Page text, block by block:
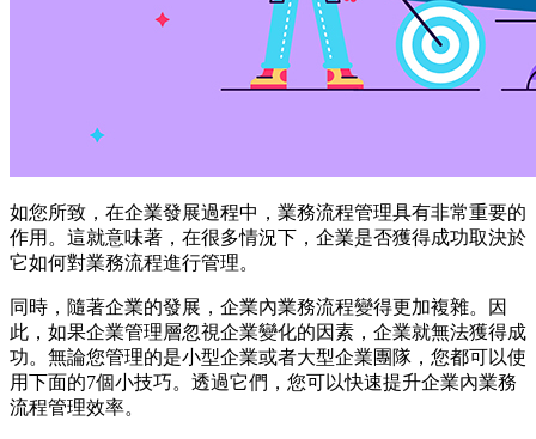
如您所致，在企業發展過程中，業務流程管理具有非常重要的
作用。這就意味著，在很多情況下，企業是否獲得成功取決於
它如何對業務流程進行管理。
同時，隨著企業的發展，企業內業務流程變得更加複雜。因
此，如果企業管理層忽視企業變化的因素，企業就無法獲得成
功。無論您管理的是小型企業或者大型企業團隊，您都可以使
用下面的7個小技巧。透過它們，您可以快速提升企業內業務
流程管理效率。